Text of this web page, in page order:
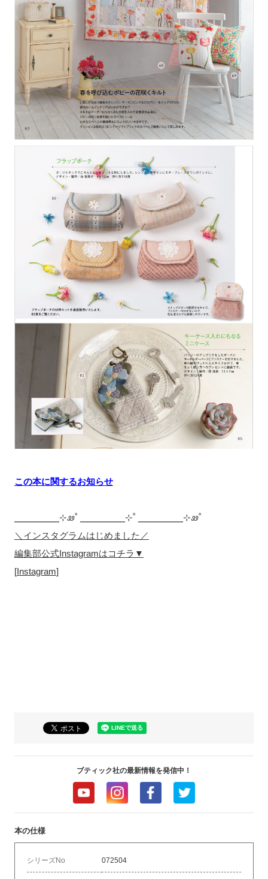
この本に関するお知らせ
╴╴╴╴╴⊹ꮺ˚ ╴╴╴╴╴⊹˚ ╴╴╴╴╴⊹ꮺ˚
＼インスタグラムはじめました／
編集部公式Instagramはコチラ▼
[Instagram]
ブティック社の最新情報を発信中！
本の仕様
シリーズNo 072504